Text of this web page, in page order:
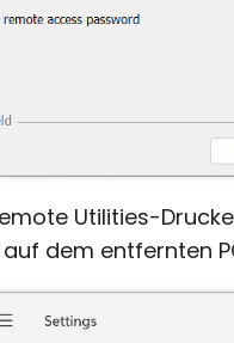
Utilities-
auf dem entfernten